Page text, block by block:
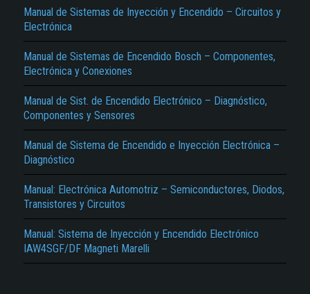
Manual de Sistemas de Inyección y Encendido – Circuitos y
Electrónica
Manual de Sistemas de Encendido Bosch – Componentes,
Electrónica y Conexiones
Manual de Sist. de Encendido Electrónico – Diagnóstico,
Componentes y Sensores
Manual de Sistema de Encendido e Inyección Electrónica –
Diagnóstico
Manual: Electrónica Automotriz – Semiconductores, Diodos,
Transistores y Circuitos
Manual: Sistema de Inyección y Encendido Electrónico
IAW4SGF/DF Magneti Marelli
El Título es incorrecto según el contenido.
Texto o Imagen de portada son erróneos.
Reportar otro tipo de error...